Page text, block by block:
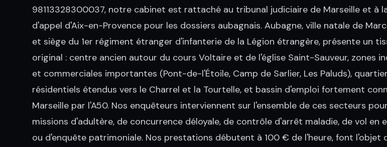
98113328300037, notre cabinet est rattaché au tribunal judiciaire de Marseille et à
d'appel d'Aix-en-Provence pour les dossiers aubagnais. Aubagne, ville natale de
et siège du 1er régiment étranger d'infanterie de la Légion étrangère, présente un
original : centre ancien autour du cours Voltaire et de l'église Saint-Sauveur, zones
et commerciales importantes (Pont-de-l'Étoile, Camp de Sarlier, Les Paluds),
résidentiels étendus vers le Charrel et la Tourtelle, et bassin d'emploi fortement
Marseille par l'A50. Nos enquêteurs interviennent sur l'ensemble de ces secteurs
missions d'adultère, de concurrence déloyale, de contrôle d'arrêt maladie, de vol en
ou d'enquête patrimoniale. Nos prestations débutent à 100 € de l'heure, font l'objet